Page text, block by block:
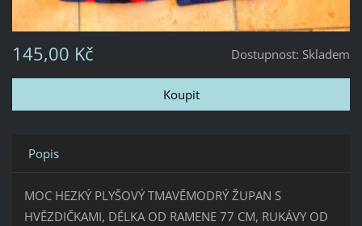
Dostupnost: Skladem
145,00 Kč
Popis
MOC HEZKÝ PLYŠOVÝ TMAVĚMODRÝ ŽUPAN S
HVĚZDIČKAMI, DÉLKA OD RAMENE 77 CM, RUKÁVY OD